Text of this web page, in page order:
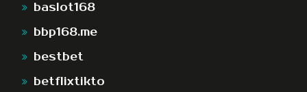
baslot168
bbp168.me
bestbet
betflixtikto